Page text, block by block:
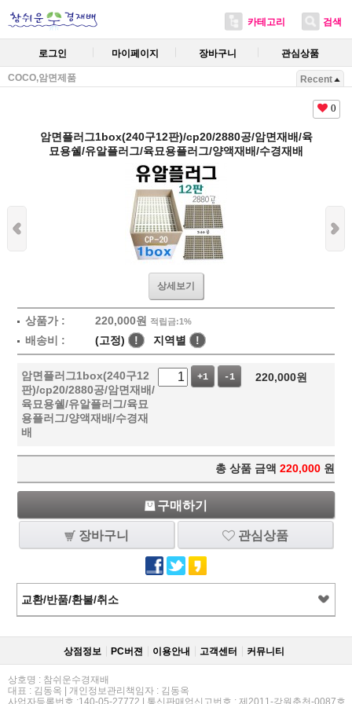
카테고리 검색
로그인 마이페이지 장바구니 관심상품
COCO,암면제품 Recent
0
암면플러그1box(240구12판)/cp20/2880공/암면재배/육
묘용쉘/유알플러그/육묘용플러그/양액재배/수경재배
상세보기
상품가 : 220,000원 적립금:1%
배송비 : (고정) ! 지역별 !
암면플러그1box(240구12
판)/cp20/2880공/암면재배/
육묘용쉘/유알플러그/육묘
용플러그/양액재배/수경재
배
+1 -1 220,000원
총 상품 금액 220,000 원
구매하기
장바구니 관심상품
교환/반품/환불/취소
상점정보 PC버젼 이용안내 고객센터 커뮤니티
상호명 : 참쉬운수경재배
대표 : 김동옥 | 개인정보관리책임자 : 김동옥
사업자등록번호 :140-05-27772 | 통신판매업신고번호 : 제2011-강원춘천-0087호